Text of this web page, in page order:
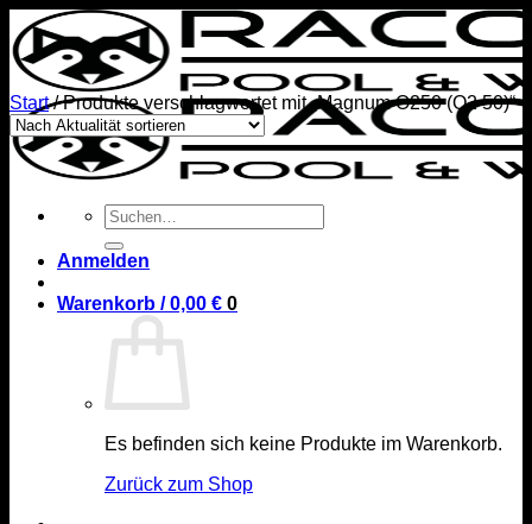
Zum
Inhalt
springen
Suchen
nach:
Anmelden
Warenkorb /0,00 € 0
Es befinden sich keine Produkte im Warenkorb.
Zurück zum Shop
Start /Produkte verschlagwortet mit „Magnum O250 (O2 50)“